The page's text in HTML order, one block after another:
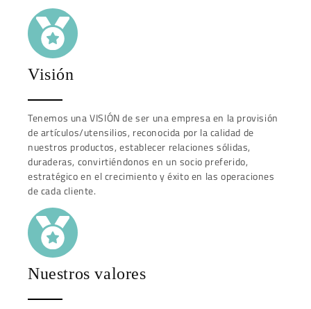
Visión
Tenemos una VISIÓN de ser una empresa en la provisión
de artículos/utensilios, reconocida por la calidad de
nuestros productos, establecer relaciones sólidas,
duraderas, convirtiéndonos en un socio preferido,
estratégico en el crecimiento y éxito en las operaciones
de cada cliente.
Nuestros valores